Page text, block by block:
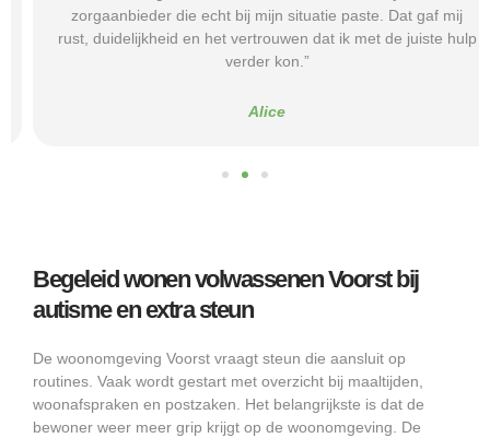
zorgaanbieder die echt bij mijn situatie paste. Dat gaf mij
rust, duidelijkheid en het vertrouwen dat ik met de juiste hulp
verder kon.”
Alice
Begeleid wonen volwassenen Voorst bij
autisme en extra steun
De woonomgeving Voorst vraagt steun die aansluit op
routines. Vaak wordt gestart met overzicht bij maaltijden,
woonafspraken en postzaken. Het belangrijkste is dat de
bewoner weer meer grip krijgt op de woonomgeving. De